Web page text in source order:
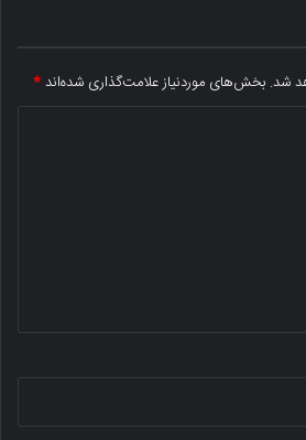
شد. بخش‌های موردنیاز علامت‌گذاری شده‌اند*